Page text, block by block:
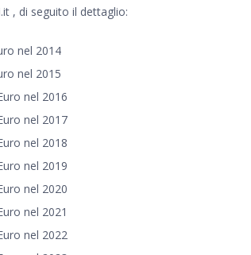
, di seguito il dettaglio:
nel 2014
nel 2015
nel 2016
nel 2017
nel 2018
nel 2019
nel 2020
nel 2021
nel 2022